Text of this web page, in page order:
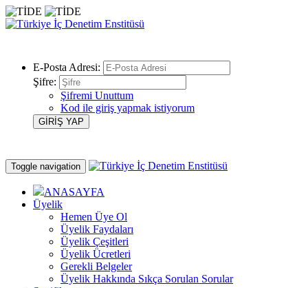
E-Posta Adresi:
Şifre:
Şifremi Unuttum
Kod ile giriş yapmak istiyorum
Toggle navigation
ANASAYFA
Üyelik
Hemen Üye Ol
Üyelik Faydaları
Üyelik Çeşitleri
Üyelik Ücretleri
Gerekli Belgeler
Üyelik Hakkında Sıkça Sorulan Sorular